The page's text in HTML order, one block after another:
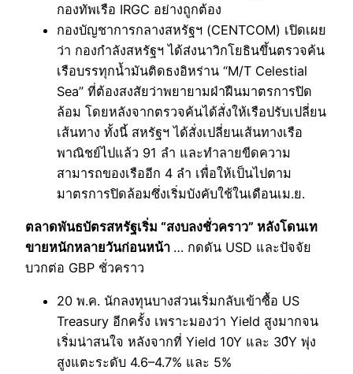
กองทัพเรือ IRGC อย่างถูกต้อง
กองบัญชาการกลางสหรัฐฯ (CENTCOM) เปิดเผย
ว่า กองกำลังสหรัฐฯ ได้ส่งนาวิกโยธินขึ้นตรวจค้น
เรือบรรทุกน้ำมันติดธงอิหร่าน “M/T Celestial
Sea” ที่ต้องสงสัยว่าพยายามฝ่าฝืนมาตรการปิด
ล้อม โดยหลังจากตรวจค้นได้สั่งให้เรือปรับเปลี่ยน
เส้นทาง ทั้งนี้ สหรัฐฯ ได้สั่งเปลี่ยนเส้นทางเรือ
พาณิชย์ไปแล้ว 91 ลำ และทำลายขีดความ
สามารถของเรืออีก 4 ลำ เพื่อให้เป็นไปตาม
มาตรการปิดล้อมซึ่งเริ่มบังคับใช้ในเดือนเม.ย.
ตลาดพันธบัตรสหรัฐเริ่ม “สงบลงชั่วคราว” หลังโดนเท
ขายหนักหลายวันก่อนหน้า … กดดัน USD และปัจจัย
บวกต่อ GBP ชั่วคราว
20 พ.ค. นักลงทุนบางส่วนเริ่มกลับเข้าซื้อ US
Treasury อีกครั้ง เพราะมองว่า Yield สูงมากจน
เริ่มน่าสนใจ หลังจากที่ Yield 10Y และ 30ํY พุ่ง
สูงแตะระดับ 4.6–4.7% และ 5%